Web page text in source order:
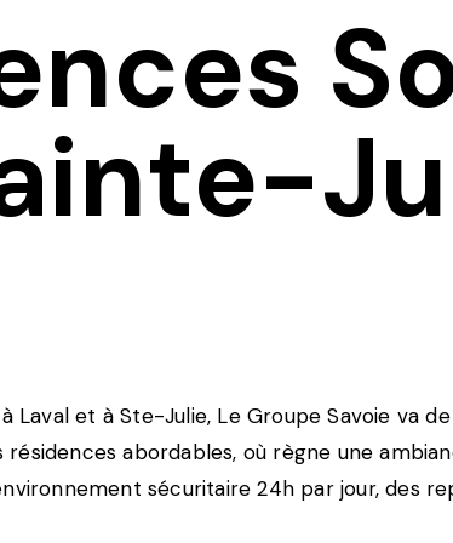
et à Ste-Julie, Le Groupe Savoie va
abordables, où règne une
sécuritaire 24h par jour, des